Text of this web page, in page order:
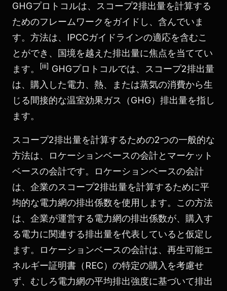
GHGプロトコルは、スコープ2排出量を計算する
ためのフレームワークをガイドし、含んでいま
す。方法は、IPCCガイドラインの適応を含むこ
とができ、国境を越えた排出量に焦点を当ててい
ます。
[iii] GHGプロトコルでは、スコープ2排出量
は、購入した電力、熱、または蒸気の消費から生
じる間接的な温室効果ガス（GHG）排出量を指し
ます。
スコープ2排出量を計算するための2つの一般的な
方法は、ロケーションベースの会計とマーケット
ベースの会計です。ロケーションベースの会計
は、企業のスコープ2排出量を計算するために平
均的な電力網の排出係数を使用します。この方法
は、企業が運営する電力網の排出係数が、購入す
る電力に関連する排出量を代表していると仮定し
ます。ロケーションベースの会計は、再生可能エ
ネルギー証明書（REC）の特定の購入を考慮せ
ず、むしろ電力網の平均排出強度に基づいて排出